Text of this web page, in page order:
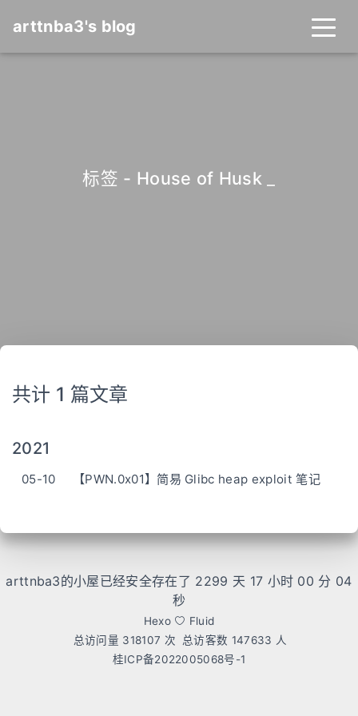
arttnba3's blog
标签 - House of Husk
共计 1 篇文章
2021
05-10 【PWN.0x01】简易 Glibc heap exploit 笔记
arttnba3的小屋已经安全存在了 2299 天 17 小时 00 分 04
秒
Hexo
Fluid
总访问量 318107 次 总访客数 147633 人
桂ICP备2022005068号-1